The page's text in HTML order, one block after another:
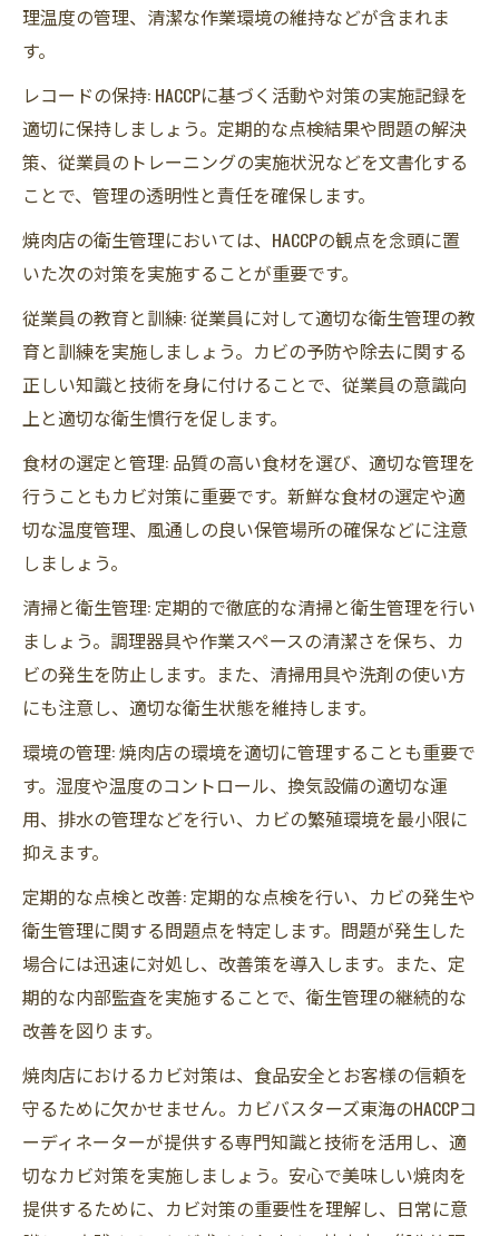
理温度の管理、清潔な作業環境の維持などが含まれま
す。
レコードの保持: HACCPに基づく活動や対策の実施記録を
適切に保持しましょう。定期的な点検結果や問題の解決
策、従業員のトレーニングの実施状況などを文書化する
ことで、管理の透明性と責任を確保します。
焼肉店の衛生管理においては、HACCPの観点を念頭に置
いた次の対策を実施することが重要です。
従業員の教育と訓練: 従業員に対して適切な衛生管理の教
育と訓練を実施しましょう。カビの予防や除去に関する
正しい知識と技術を身に付けることで、従業員の意識向
上と適切な衛生慣行を促します。
食材の選定と管理: 品質の高い食材を選び、適切な管理を
行うこともカビ対策に重要です。新鮮な食材の選定や適
切な温度管理、風通しの良い保管場所の確保などに注意
しましょう。
清掃と衛生管理: 定期的で徹底的な清掃と衛生管理を行い
ましょう。調理器具や作業スペースの清潔さを保ち、カ
ビの発生を防止します。また、清掃用具や洗剤の使い方
にも注意し、適切な衛生状態を維持します。
環境の管理: 焼肉店の環境を適切に管理することも重要で
す。湿度や温度のコントロール、換気設備の適切な運
用、排水の管理などを行い、カビの繁殖環境を最小限に
抑えます。
定期的な点検と改善: 定期的な点検を行い、カビの発生や
衛生管理に関する問題点を特定します。問題が発生した
場合には迅速に対処し、改善策を導入します。また、定
期的な内部監査を実施することで、衛生管理の継続的な
改善を図ります。
焼肉店におけるカビ対策は、食品安全とお客様の信頼を
守るために欠かせません。カビバスターズ東海のHACCPコ
ーディネーターが提供する専門知識と技術を活用し、適
切なカビ対策を実施しましょう。安心で美味しい焼肉を
提供するために、カビ対策の重要性を理解し、日常に意